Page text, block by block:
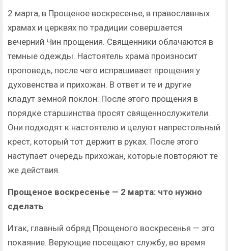
2 марта, в Прощеное воскресенье, в православных
храмах и церквях по традиции совершается
вечерний Чин прощения. Священники облачаются в
темные одежды. Настоятель храма произносит
проповедь, после чего испрашивает прощения у
духовенства и прихожан. В ответ и те и другие
кладут земной поклон. После этого прощения в
порядке старшинства просят священнослужители.
Они подходят к настоятелю и целуют напрестольный
крест, который тот держит в руках. После этого
наступает очередь прихожан, которые повторяют те
же действия.
Прощеное воскресенье — 2 марта: что нужно
сделать
Итак, главный обряд Прощеного воскресенья — это
покаяние. Верующие посещают службу, во время